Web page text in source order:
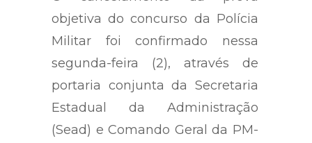
objetiva do concurso da Polícia
Militar foi confirmado nessa
segunda-feira (2), através de
portaria conjunta da Secretaria
Estadual da Administração
(Sead) e Comando Geral da PM-